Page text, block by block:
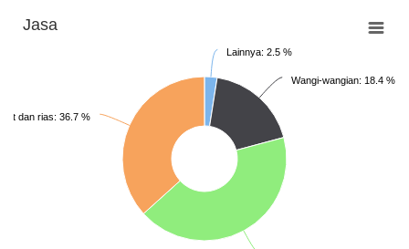
Jasa
Lainnya: 2.5 %
Wangi-wangian: 18.4 %
dan rias: 36.7 %